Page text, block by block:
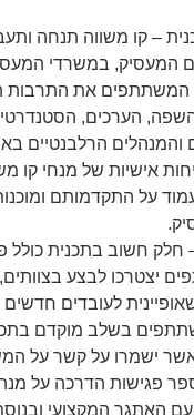
– קו משווה תנחה
המעסיק, במשרדי
המשתתפים את התרבות
הערכים,
והמנהלים הרלבנטיים
אישיות של מנחי
על התקדמותם
חלק חשוב בתכנית כולל
יצטרכו לבצע בצוותים,
לעובדים חדשים
בשלב מוקדם
ישמרו על קשר על
פגישות הדרכה על
האתגר המקצועי